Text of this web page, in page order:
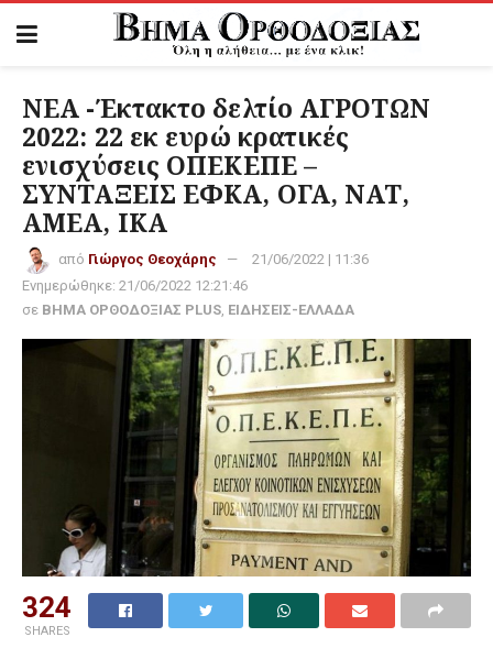
NEA -Έκτακτο δελτίο ΑΓΡΟΤΩΝ
2022: 22 εκ ευρώ κρατικές
ενισχύσεις ΟΠΕΚΕΠΕ –
ΣΥΝΤΑΞΕΙΣ ΕΦΚΑ, ΟΓΑ, ΝΑΤ,
ΑΜΕΑ, ΙΚΑ
από Γιώργος Θεοχάρης
21/06/2022 | 11:36
Ενημερώθηκε: 21/06/2022 12:21:46
σε ΒΗΜΑ ΟΡΘΟΔΟΞΙΑΣ PLUS, ΕΙΔΗΣΕΙΣ-ΕΛΛΑΔΑ
324
SHARES